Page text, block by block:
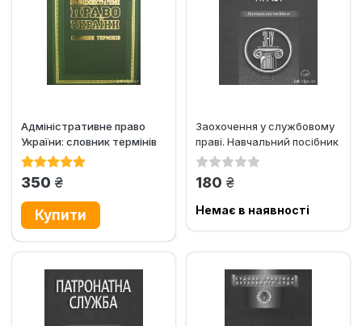
Адміністративне право
України: словник термінів
350 грн.
Заохочення у службовому
праві. Навчальний посібник
180 грн.
Немає в наявності